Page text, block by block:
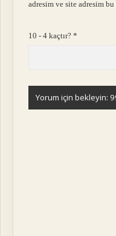
adresim ve site adresim
10 - 4 kaçtır?*